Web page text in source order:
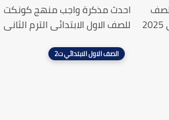
احدث مذكرة واجب منهج كونكت
للصف الاول الابتدائى الترم الثانى
الصف الاول الابتدائي ت2